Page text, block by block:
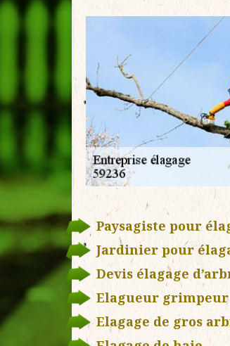
Paysagiste pour
Jardinier pour
Devis élagage
Elagueur
Elagage de gros